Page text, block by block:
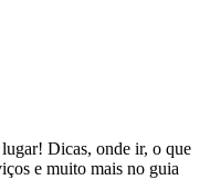
Dicas, onde ir, o que
e muito mais no guia